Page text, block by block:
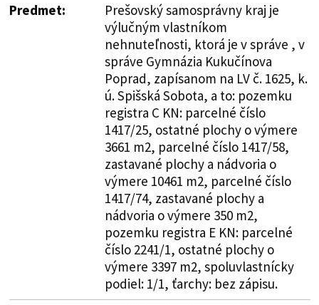
Predmet:
Prešovský samosprávny kraj je
výlučným vlastníkom
nehnuteľnosti, ktorá je v správe , v
správe Gymnázia Kukučínova
Poprad, zapísanom na LV č. 1625, k.
ú. Spišská Sobota, a to: pozemku
registra C KN: parcelné číslo
1417/25, ostatné plochy o výmere
3661 m2, parcelné číslo 1417/58,
zastavané plochy a nádvoria o
výmere 10461 m2, parcelné číslo
1417/74, zastavané plochy a
nádvoria o výmere 350 m2,
pozemku registra E KN: parcelné
číslo 2241/1, ostatné plochy o
výmere 3397 m2, spoluvlastnícky
podiel: 1/1, ťarchy: bez zápisu.